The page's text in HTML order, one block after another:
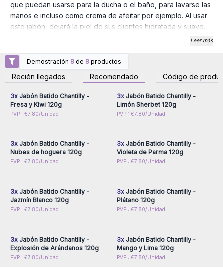
que puedan usarse para la ducha o el baño, para lavarse las
manos e incluso como crema de afeitar por ejemplo. Al usar
este jabón, dejará la piel de sus clientes hidratada y suave.
Este producto viene presentado en un bonito tarro de 120 g
cada uno, para que pueda venderlo de una forma atractiva y
directa. Estos jabones de crema batida te permitirán añadir
un producto de baño completamente original a tu tienda o
sitio web, ¡ diferenciarte de tus competidores!
Si buscas productos de
cuidado de la piel o productos de
sabores frutales!
Leer más
Demostración 8 de 8 productos
Recién llegados Recomendado Código de
Inicie sesión o regístrese
para obtener precios al
por mayor
3xJabón Batido Chantilly -
Fresa y Kiwi 120g
PVP : €7.80/Unidad
para obtener precios al
por mayor
3xJabón Batido Chantilly -
Limón Sherbet 120g
PVP : €7.80/Unidad
Inicie sesión o regístrese
3xJabón Batido Chantilly -
Nubes de hoguera 120g
PVP : €7.80/Unidad
Inicie sesión o regístrese
3xJabón Batido Chantilly -
Violeta de Parma 120g
PVP : €7.80/Unidad
Inicie sesión o regístrese
3xJabón Batido Chantilly -
Jazmín Blanco 120g
PVP : €7.80/Unidad
Inicie sesión o regístrese
3xJabón Batido Chantilly -
Plátano 120g
PVP : €7.80/Unidad
Inicie sesión o regístrese
3xJabón Batido Chantilly -
Explosión de Arándanos 120g
PVP : €7.80/Unidad
Inicie sesión o regístrese
3xJabón Batido Chantilly -
Mango y Lima 120g
PVP : €7.80/Unidad